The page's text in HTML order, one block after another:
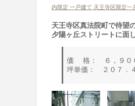
内限定 一戸建て 天王寺区限定一
天王寺区真法院町で待望
夕陽ヶ丘ストリートに面
価 格： ６，９０
坪単価： ２０７．